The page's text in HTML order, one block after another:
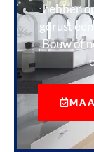
hebben
gerust
Bouw of